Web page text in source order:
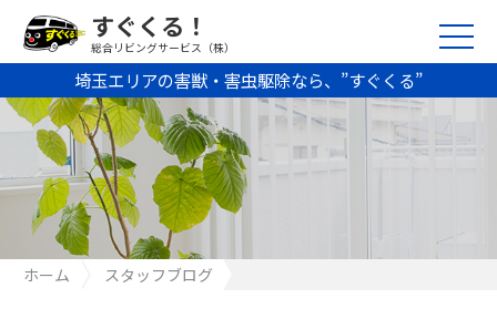
埼玉エリアの害獣・害虫駆除なら、”すぐくる”
すぐくる！
総合リビングサービス（株）
ホーム
スタッフブログ